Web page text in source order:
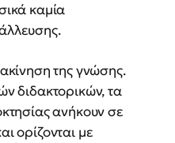
καμία
της γνώσης.
διδακτορικών, τα
ανήκουν σε
ορίζονται με